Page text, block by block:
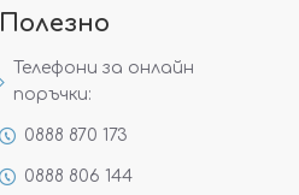
Полезно
Телефони за онлайн
поръчки:
0888 870 173
0888 806 144